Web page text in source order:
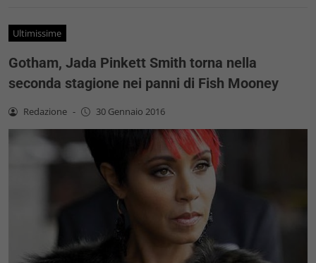
Ultimissime
Gotham, Jada Pinkett Smith torna nella
seconda stagione nei panni di Fish Mooney
Redazione - 30 Gennaio 2016